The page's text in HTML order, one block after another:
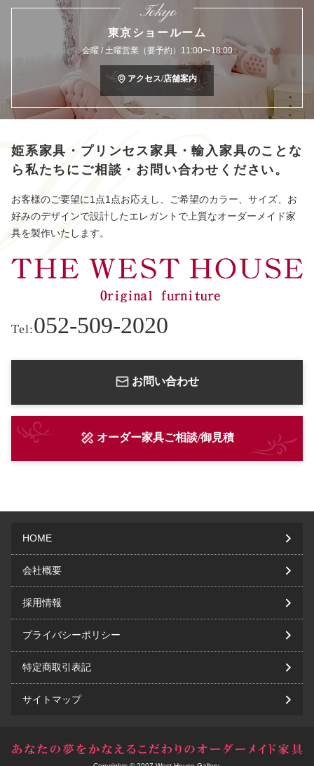
Tokyo
東京ショールーム
金曜 / 土曜営業（要予約）11:00〜18:00
アクセス/店舗案内
姫系家具・プリンセス家具・輸入家具のことな
ら 私たちにご相談・お問い合わせください。
お客様のご要望に1点1点お応えし、ご希望のカラー、サイズ、お
好みのデザインで設計したエレガントで上質なオーダーメイド家
具を製作いたします。
Tel:052-509-2020
お問い合わせ
オーダー家具ご相談/御見積
HOME
会社概要
採用情報
プライバシーポリシー
特定商取引表記
サイトマップ